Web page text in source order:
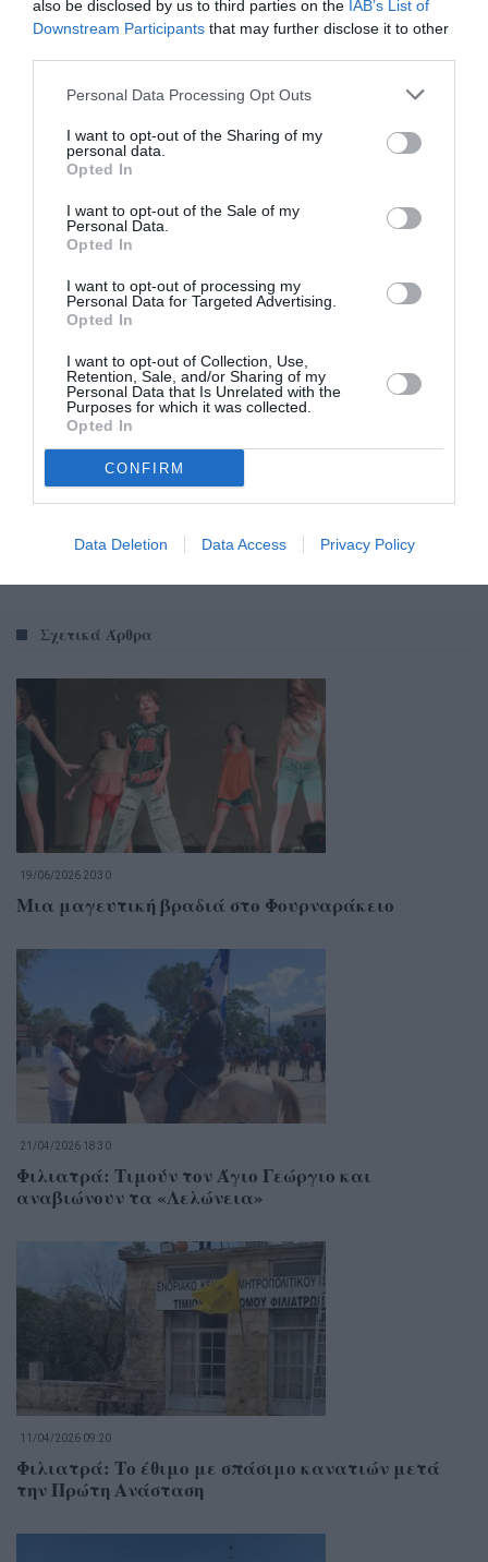
also be disclosed by us to third parties on the IAB’s List of
Downstream Participants that may further disclose it to other
Personal Data Processing Opt Outs
I want to opt-out of the Sharing of my
personal data.
Opted In
I want to opt-out of the Sale of my
Personal Data.
Opted In
I want to opt-out of processing my
Personal Data for Targeted Advertising.
Opted In
I want to opt-out of Collection, Use,
Retention, Sale, and/or Sharing of my
Personal Data that Is Unrelated with the
Purposes for which it was collected.
Opted In
CONFIRM
Data Deletion Data Access Privacy Policy
Σχετικά Άρθρα
19/06/2026 20:30
Μια μαγευτική βραδιά στο Φουρναράκειο
21/04/2026 18:30
Φιλιατρά: Τιμούν τον Άγιο Γεώργιο και
αναβιώνουν τα «Λελώνεια»
11/04/2026 09:20
Φιλιατρά: Το έθιμο με σπάσιμο κανατιών μετά
την Πρώτη Ανάσταση